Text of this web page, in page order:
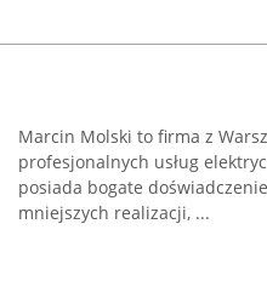
Marcin Molski to firma z
profesjonalnych usług
posiada bogate
mniejszych realizacji, ...